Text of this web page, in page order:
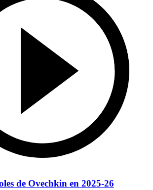
de Ovechkin en 2025-26